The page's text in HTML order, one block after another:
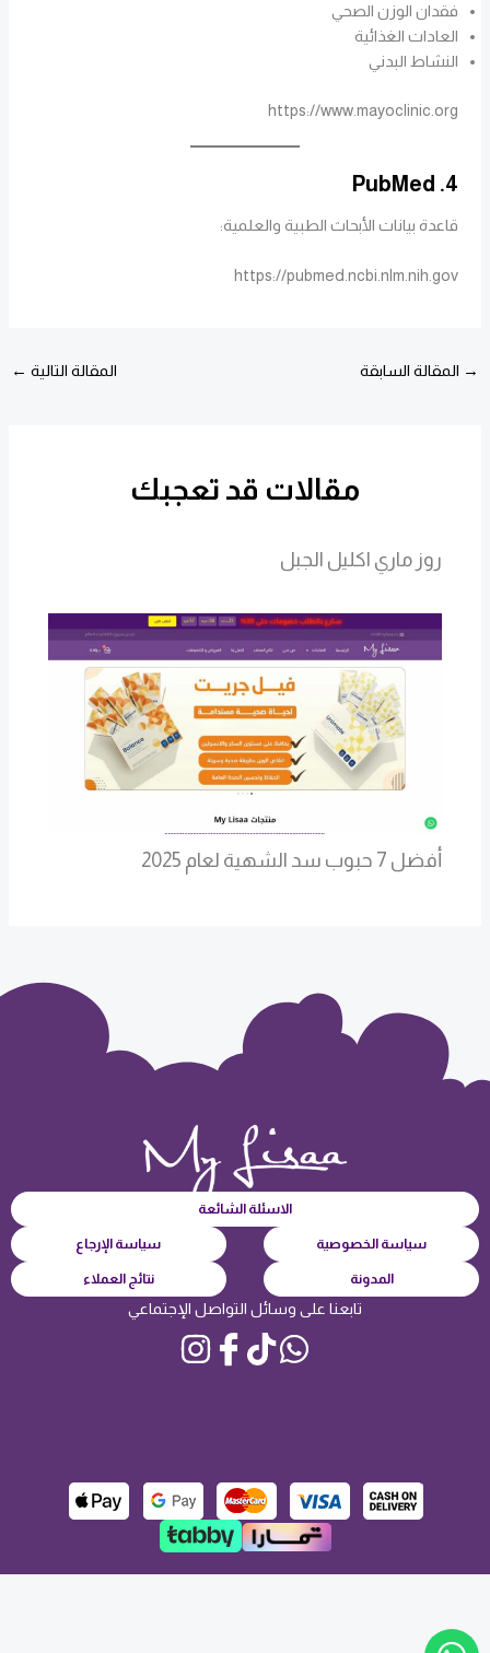
فقدان الوزن الصحي
العادات الغذائية
النشاط البدني
https://www.mayoclinic.org
4. PubMed
قاعدة بيانات الأبحاث الطبية والعلمية:
https://pubmed.ncbi.nlm.nih.gov
→ المقالة السابقة المقالة التالية ←
مقالات قد تعجبك
روز ماري اكليل الجبل
أفضل 7 حبوب سد الشهية لعام 2025
الاسئلة الشائعة
سياسة الخصوصية سياسة الإرجاع
المدونة نتائج العملاء
تابعنا على وسائل التواصل الإجتماعي